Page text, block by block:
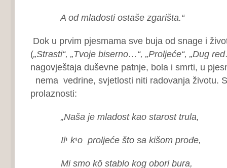
A od mladosti ostaše zgarišta.“
Dok u prvim pjesmama sve buja od snage i
(„Strasti“, „Tvoje biserno…“, „Proljeće“, „Dug
nagovještaja duševne patnje, bola i smrti, u
nema vedrine, svjetlosti niti radovanja životu.
prolaznosti:
„Naša je mladost kao starost trula,
Ilי kיo proljeće što sa kišom prođe,
Mi smo kō stablo kog obori bura,